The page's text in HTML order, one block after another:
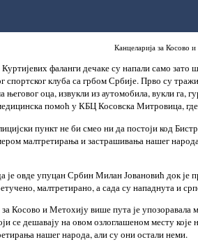
Канцеларија за Косово
фаланги дечаке су напали само зато
спортског клуба са грбом Србије. Прво су
његовог оца, извукли из аутомобила, вукли га,
помоћ у КБЦ Косовска Митровица,
пункт не би смео ни да постоји код
малтретирања и застрашивања нашег
је овде упуцан Србин Милан Јовановић док је
малтретирано, а сада су нападнута и
Косово и Метохију више пута је упозоравала
се дешавају на овом озлоглашеном месту
нашег народа, али су они остали неми.